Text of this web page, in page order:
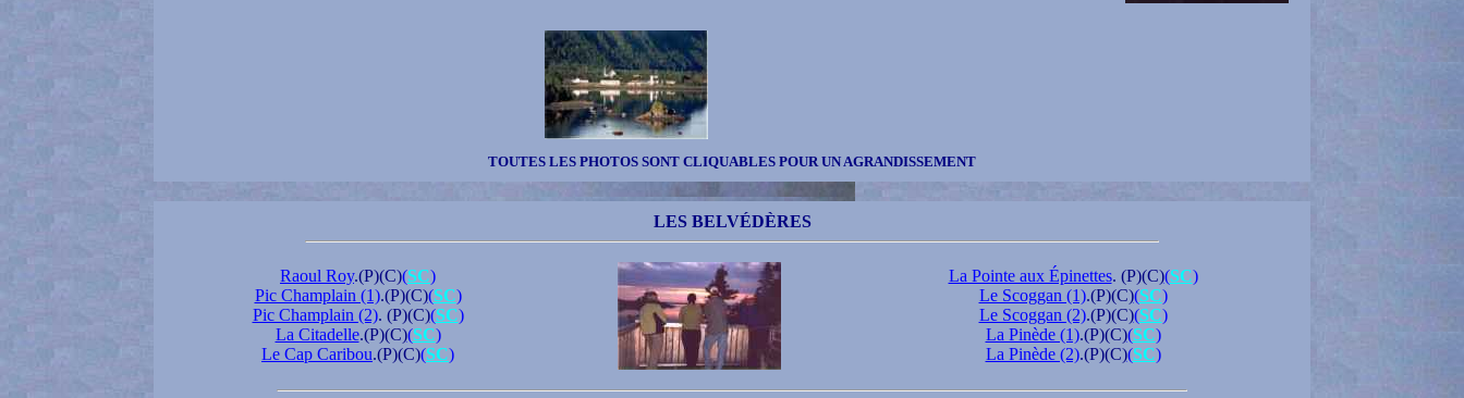
TOUTES LES PHOTOS SONT CLIQUABLES POUR UN AGRANDISSEMENT
LES BELVÉDÈRES
Raoul Roy.(P)(C)(SC)
Pic Champlain (1).(P)(C)(SC)
Pic Champlain (2). (P)(C)(SC)
La Citadelle.(P)(C)(SC)
Le Cap Caribou.(P)(C)(SC)
La Pointe aux Épinettes. (P)(C)(SC)
Le Scoggan (1).(P)(C)(SC)
Le Scoggan (2).(P)(C)(SC)
La Pinède (1).(P)(C)(SC)
La Pinède (2).(P)(C)(SC)